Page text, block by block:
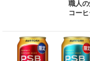
職人
コー